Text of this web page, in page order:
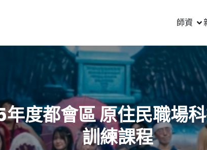
師資
年度都會區 原住民職場
訓練課程